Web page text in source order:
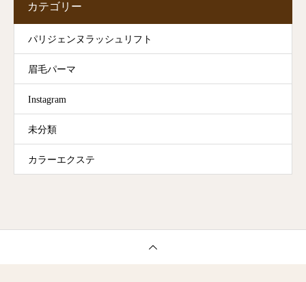
カテゴリー
パリジェンヌラッシュリフト
眉毛パーマ
Instagram
未分類
カラーエクステ